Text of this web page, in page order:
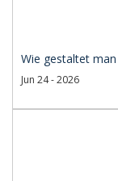
Wie gestaltet
Jun 24 - 2026